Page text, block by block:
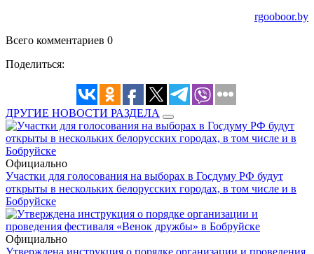
rgooboor.by
Всего комментариев 0
Поделиться:
ДРУГИЕ НОВОСТИ РАЗДЕЛА
Официально
Участки для голосования на выборах в Госдуму РФ будут
открыты в нескольких белорусских городах, в том числе и в
Бобруйске
Официально